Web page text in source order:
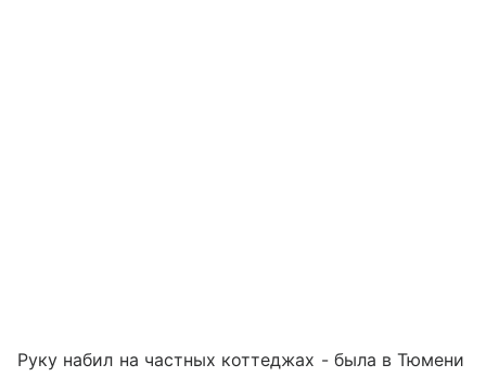
Руку набил на частных коттеджах - была в Тюмени